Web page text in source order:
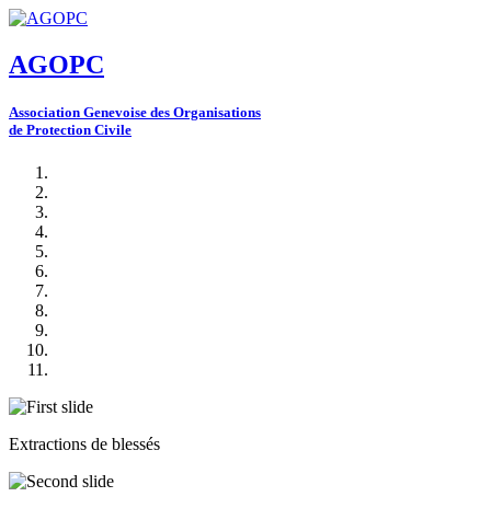
AGOPC
Association Genevoise des Organisations
de Protection Civile
Extractions de blessés